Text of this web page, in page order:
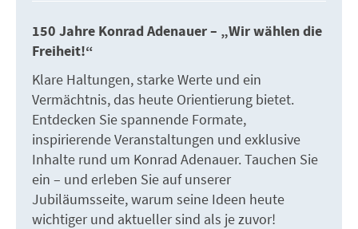
150 Jahre Konrad Adenauer – „Wir wählen die
Freiheit!“
Klare Haltungen, starke Werte und ein
Vermächtnis, das heute Orientierung bietet.
Entdecken Sie spannende Formate,
inspirierende Veranstaltungen und exklusive
Inhalte rund um Konrad Adenauer. Tauchen Sie
ein – und erleben Sie auf unserer
Jubiläumsseite, warum seine Ideen heute
wichtiger und aktueller sind als je zuvor!